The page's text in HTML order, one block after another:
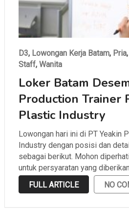
D3, Lowongan Kerja Batam, Pria,
Staff, Wanita
Loker Batam
Production Trainer
Plastic Industry
Lowongan hari ini di PT Yeakin
Industry dengan posisi dan
sebagai berikut. Mohon
untuk persyaratan yang
sebelum melamar.
FULL ARTICLE NO